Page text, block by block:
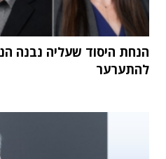
הנחת היסוד שעליה נבנה
להתערער